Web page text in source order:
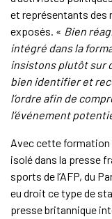
et représentants des
exposés. « Bien
intégré dans la
insistons plutôt sur
bien identifier et
l’ordre afin de
l’événement
Avec cette formation
isolé dans la presse
sports de l’AFP, du
eu droit ce type de
presse britannique